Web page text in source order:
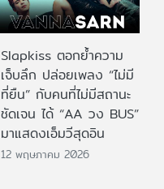
Slapkiss ตอกย้ำความ
เจ็บลึก ปล่อยเพลง “ไม่มี
ที่ยืน” กับคนที่ไม่มีสถานะ
ชัดเจน ได้ “AA วง BUS”
มาแสดงเอ็มวีสุดอิน
12 พฤษภาคม 2026